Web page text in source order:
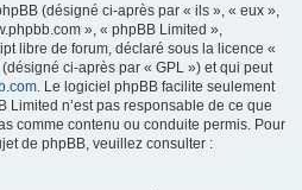
(désigné ci-après par « ils », « eux »,
», « phpBB Limited »,
libre de forum, déclaré sous la licence «
(désigné ci-après par « GPL ») et qui peut
. Le logiciel phpBB facilite seulement
Limited n’est pas responsable de ce que
comme contenu ou conduite permis. Pour
de phpBB, veuillez consulter :